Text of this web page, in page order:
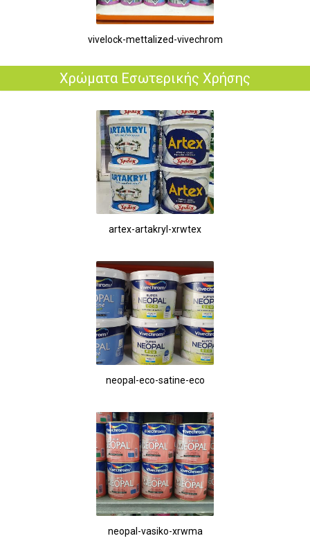
vivelock-mettalized-vivechrom
Χρώματα Εσωτερικής Χρήσης
artex-artakryl-xrwtex
neopal-eco-satine-eco
neopal-vasiko-xrwma